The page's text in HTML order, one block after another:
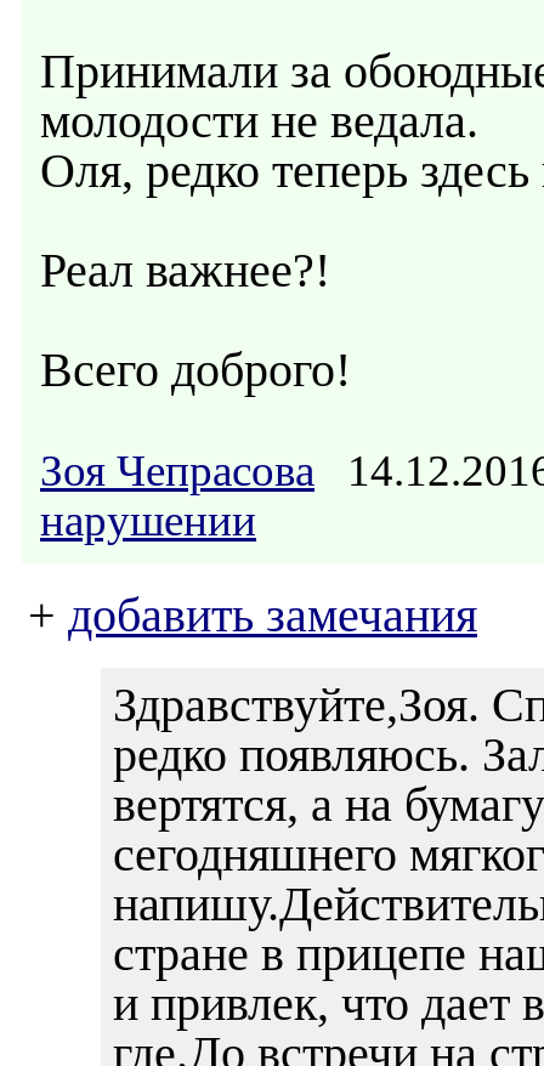
Принимали за
молодости не ведала.
Оля, редко теперь здесь
Реал важнее?!
Всего доброго!
Зоя Чепрасова
нарушении
+ добавить замечания
Здравствуйте,Зоя.
редко появляюсь.
вертятся, а на
сегодняшнего
стране в прицепе
и привлек, что дает
где.До встречи на